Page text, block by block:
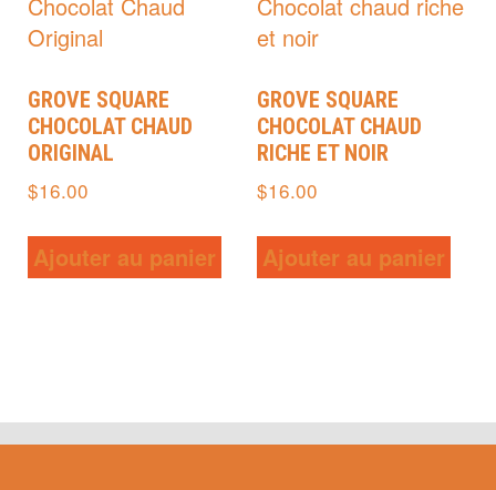
GROVE SQUARE
CHOCOLAT CHAUD
ORIGINAL
$16.00
Ajouter au panier
GROVE SQUARE
CHOCOLAT CHAUD
RICHE ET NOIR
$16.00
Ajouter au panier